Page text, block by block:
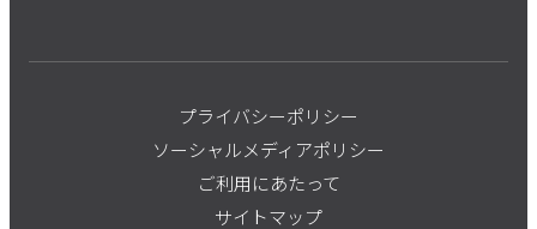
プライバシーポリシー
ソーシャルメディアポリシー
ご利用にあたって
サイトマップ